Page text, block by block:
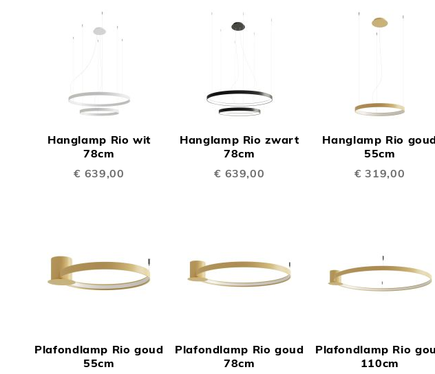
Hanglamp Rio wit
78cm
€ 639,00
Hanglamp Rio zwart
78cm
€ 639,00
Hanglamp Rio
55cm
€ 319,00
Plafondlamp Rio goud
55cm
Plafondlamp Rio goud
78cm
Plafondlamp Rio
110cm